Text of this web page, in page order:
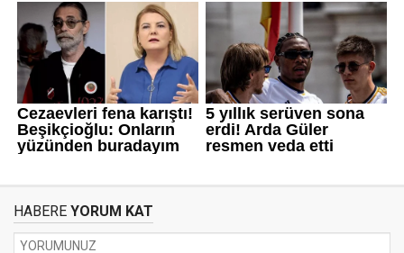
HABERE YORUM KAT